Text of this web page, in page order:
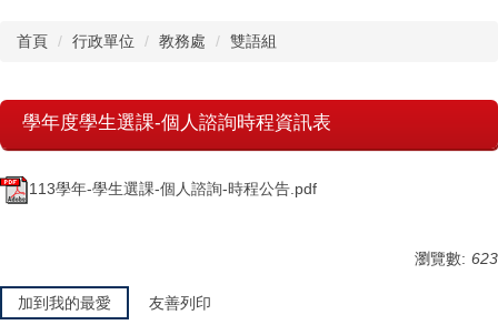
其他單位
學校章則
請購系統
首頁 行政單位 教務處 雙語組
學年度學生選課-個人諮詢時程資訊表
113學年-學生選課-個人諮詢-時程公告.pdf
瀏覽數: 623
加到我的最愛 友善列印